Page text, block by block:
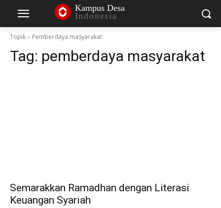
Kampus Desa
Indonesia
Topik Pemberdaya masyarakat
Tag: pemberdaya masyarakat
Semarakkan Ramadhan dengan Literasi
Keuangan Syariah